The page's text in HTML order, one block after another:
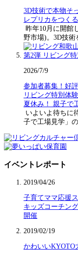
3D技術で本物そ
レプリカをつく
昨年10月に開館
野市場)。3D技
2026/7/9
参加者募集！好
リビング特別体
夏休み！ 親子で
いよいよ待ちに
子で工場見学」
イベントレポート
2019/04/26
子育てママ応援
キッズコーチン
開催
2019/02/19
かわいいKYOTO